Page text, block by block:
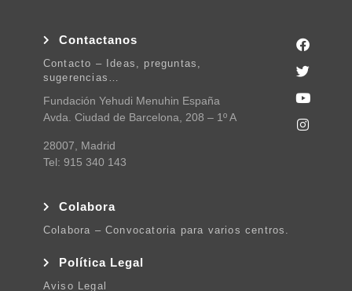
Contactanos
Contacto – Ideas, preguntas,
sugerencias…
Fundación Yehudi Menuhin España
Avda. Ciudad de Barcelona, 208 – 1º A
28007, Madrid
Tel: 915 340 143
Colabora
Colabora – Convocatoria para varios centros.
Política Legal
Aviso Legal